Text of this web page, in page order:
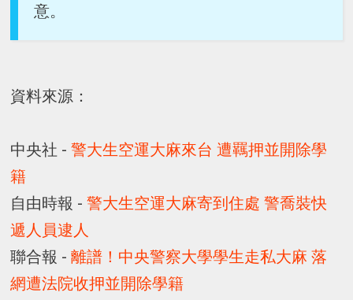
意。
資料來源：
中央社 -警大生空運大麻來台 遭羈押並開除學
籍
自由時報 -警大生空運大麻寄到住處 警喬裝快
遞人員逮人
聯合報 -離譜！中央警察大學學生走私大麻 落
網遭法院收押並開除學籍